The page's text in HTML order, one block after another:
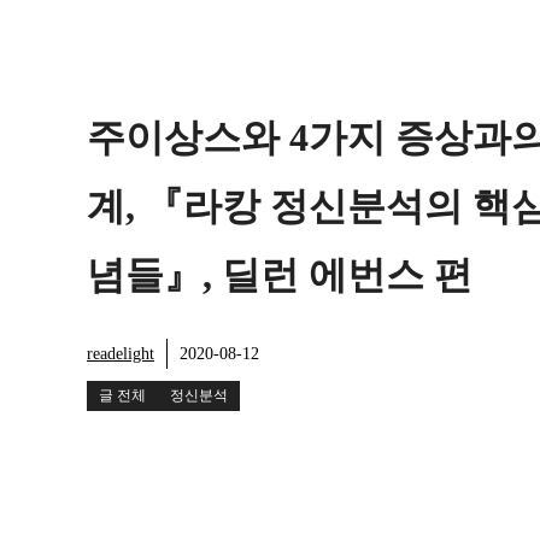
주이상스와 4가지 증상과
계, 『라캉 정신분석의 핵
념들』, 딜런 에번스 편
readelight 2020-08-12
글 전체 정신분석